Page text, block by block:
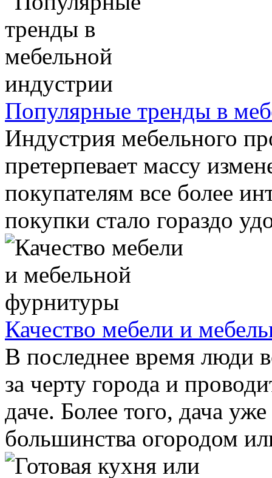
Популярные тренды в
Индустрия мебельного
претерпевает массу
покупателям все более
покупки стало гораздо
Качество мебели и
В последнее время люди
за черту города и
даче. Более того, дача
большинства огородом